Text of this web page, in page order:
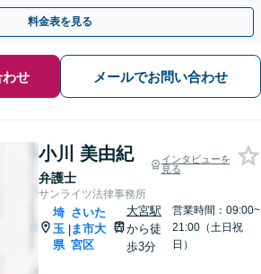
料金表を見る
せ メールでお問い合わせ
小川 美由紀
弁護士
インタビューを
見る
サンライツ法律事務所
埼
玉
県
|
さいた
ま市大
宮区
大宮駅
から徒
歩3分
営業時間：09:00~
21:00（土日祝
日）